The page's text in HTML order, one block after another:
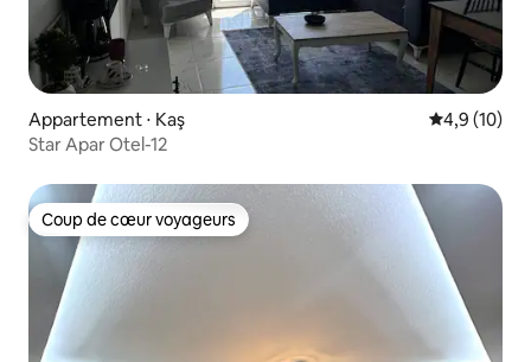
Appartement ⋅ Kaş Évaluation
4,9 (10)
Star Apar Otel-12
Coup de cœur voyageurs
Coup de cœur voyageurs